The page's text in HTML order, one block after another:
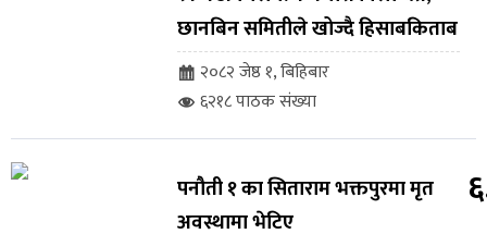
छानबिन समितीले खोज्दै हिसाबकिताब
२०८२ जेष्ठ १, बिहिबार
६२१८ पाठक संख्या
पनौती १ का सिताराम भक्तपुरमा मृत
अवस्थामा भेटिए